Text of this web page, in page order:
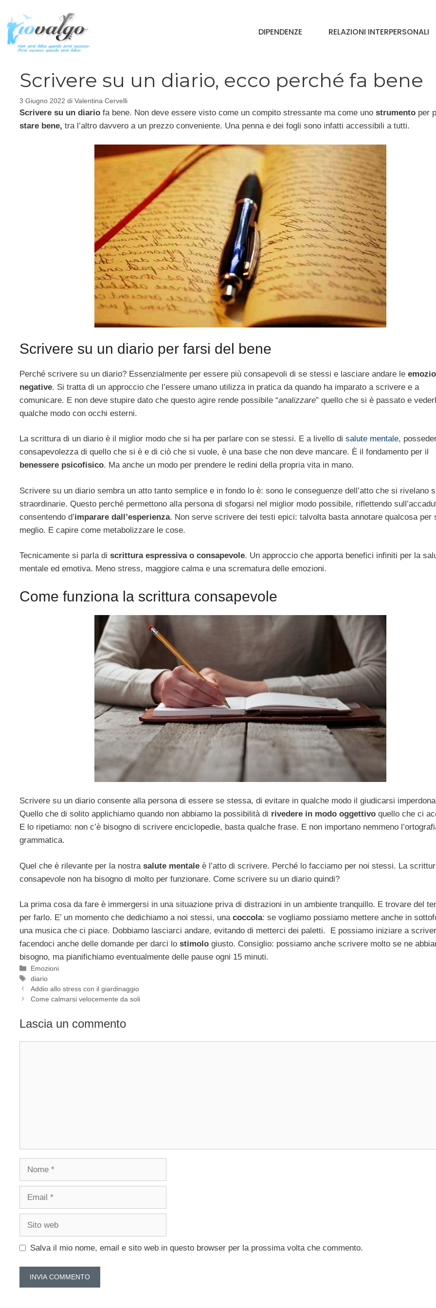
contenuto
DIPENDENZE RELAZIONI INTERPERSONALI
Scrivere su un diario, ecco perché fa bene
3 Giugno 2022 di Valentina Cervelli
Scrivere su un diario fa bene. Non deve essere visto come un compito stressante ma come uno strumento per
stare bene, tra l’altro davvero a un prezzo conveniente. Una penna e dei fogli sono infatti accessibili a tutti.
Scrivere su un diario per farsi del bene
Perché scrivere su un diario? Essenzialmente per essere più consapevoli di se stessi e lasciare andare le
negative. Si tratta di un approccio che l’essere umano utilizza in pratica da quando ha imparato a scrivere e a
comunicare. E non deve stupire dato che questo agire rende possibile “analizzare” quello che si è passato e
qualche modo con occhi esterni.
La scrittura di un diario è il miglior modo che si ha per parlare con se stessi. E a livello di salute mentale,
consapevolezza di quello che si è e di ciò che si vuole, è una base che non deve mancare. È il fondamento per il
benessere psicofisico. Ma anche un modo per prendere le redini della propria vita in mano.
Scrivere su un diario sembra un atto tanto semplice e in fondo lo è: sono le conseguenze dell’atto che si rivelano
straordinarie. Questo perché permettono alla persona di sfogarsi nel miglior modo possibile, riflettendo
consentendo d’imparare dall’esperienza. Non serve scrivere dei testi epici: talvolta basta annotare qualcosa per
meglio. E capire come metabolizzare le cose.
Tecnicamente si parla di scrittura espressiva o consapevole. Un approccio che apporta benefici infiniti per la
mentale ed emotiva. Meno stress, maggiore calma e una scrematura delle emozioni.
Come funziona la scrittura consapevole
Scrivere su un diario consente alla persona di essere se stessa, di evitare in qualche modo il giudicarsi
Quello che di solito applichiamo quando non abbiamo la possibilità di rivedere in modo oggettivo quello che ci
E lo ripetiamo: non c’è bisogno di scrivere enciclopedie, basta qualche frase. E non importano nemmeno
grammatica.
Quel che è rilevante per la nostra salute mentale è l’atto di scrivere. Perché lo facciamo per noi stessi. La
consapevole non ha bisogno di molto per funzionare. Come scrivere su un diario quindi?
La prima cosa da fare è immergersi in una situazione priva di distrazioni in un ambiente tranquillo. E trovare del
per farlo. E’ un momento che dedichiamo a noi stessi, unacoccola: se vogliamo possiamo mettere anche in
una musica che ci piace. Dobbiamo lasciarci andare, evitando di metterci dei paletti. E possiamo iniziare a
facendoci anche delle domande per darci lo stimolo giusto. Consiglio: possiamo anche scrivere molto se ne
bisogno, ma pianifichiamo eventualmente delle pause ogni 15 minuti.
Categorie
Emozioni
Tag
diario
Addio allo stress con il giardinaggio
Come calmarsi velocemente da soli
Lascia un commento
Salva il mio nome, email e sito web in questo browser per la prossima volta che commento.